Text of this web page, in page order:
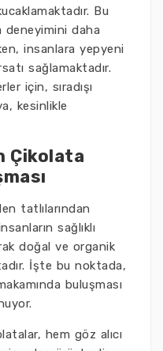
Bu
deneyimini daha
insanlara yepyeni
sağlamaktadır.
için, sıradışı
kesinlikle
Çikolata
tatlılarından
sağlıklı
doğal ve organik
İşte bu noktada,
buluşması
hem göz alıcı